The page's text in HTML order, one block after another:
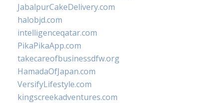
JabalpurCakeDelivery.com
halobjd.com
intelligenceqatar.com
PikaPikaApp.com
takecareofbusinessdfw.org
HamadaOfJapan.com
VersifyLifestyle.com
kingscreekadventures.com